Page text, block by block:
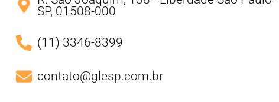
SP, 01508-000
(11) 3346-8399
contato@glesp.com.br